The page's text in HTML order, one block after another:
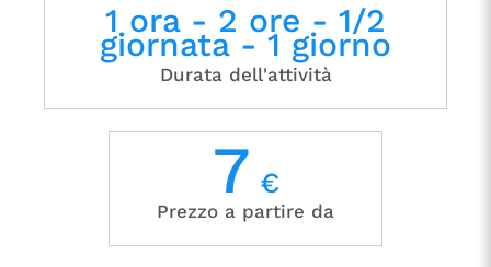
1 ora - 2 ore - 1/2
giornata - 1 giorno
Durata dell'attività
7 €
Prezzo a partire da